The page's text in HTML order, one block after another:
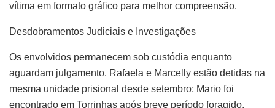
vítima em formato gráfico para melhor compreensão.
Desdobramentos Judiciais e Investigações
Os envolvidos permanecem sob custódia enquanto
aguardam julgamento. Rafaela e Marcelly estão detidas na
mesma unidade prisional desde setembro; Mario foi
encontrado em Torrinhas após breve período foragido.